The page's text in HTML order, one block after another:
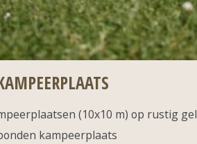
(10x10 m) op rustig
kampeerplaats